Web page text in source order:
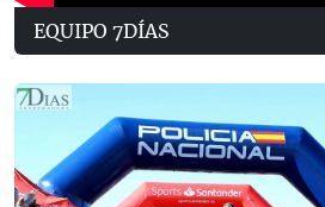
EQUIPO 7DÍAS